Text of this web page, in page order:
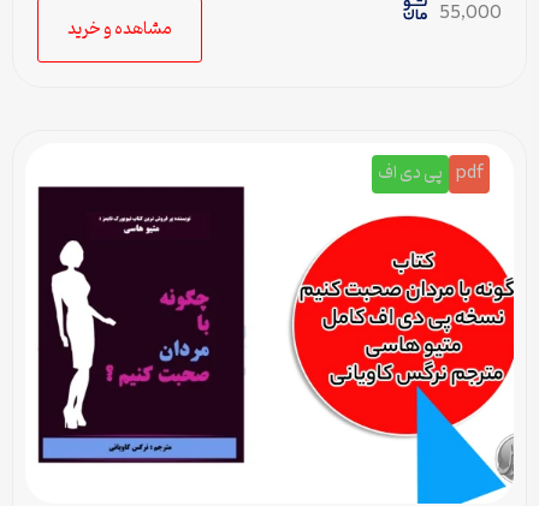
55,000
مشاهده و خرید
pdf پی دی اف